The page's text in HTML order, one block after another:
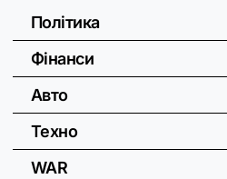
Політика
Фінанси
Авто
Техно
WAR